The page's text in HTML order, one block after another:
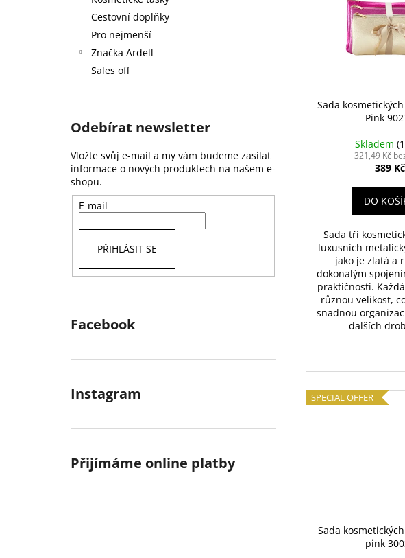
Cestovní doplňky
Pro nejmenší
Značka Ardell
Sales off
Odebírat newsletter
Vložte svůj e-mail a my vám budeme zasílat
informace o nových produktech na našem e-
shopu.
E-mail
PŘIHLÁSIT SE
Facebook
Instagram
Přijímáme online platby
Sada
Pink
Skladem
321,49 Kč
389 Kč
DO
Sada tří
luxusních
jako je zlatá a
dokonalým
praktičnosti.
různou velikost,
snadnou
dalších
SPECIAL OFFER
Sada
pink